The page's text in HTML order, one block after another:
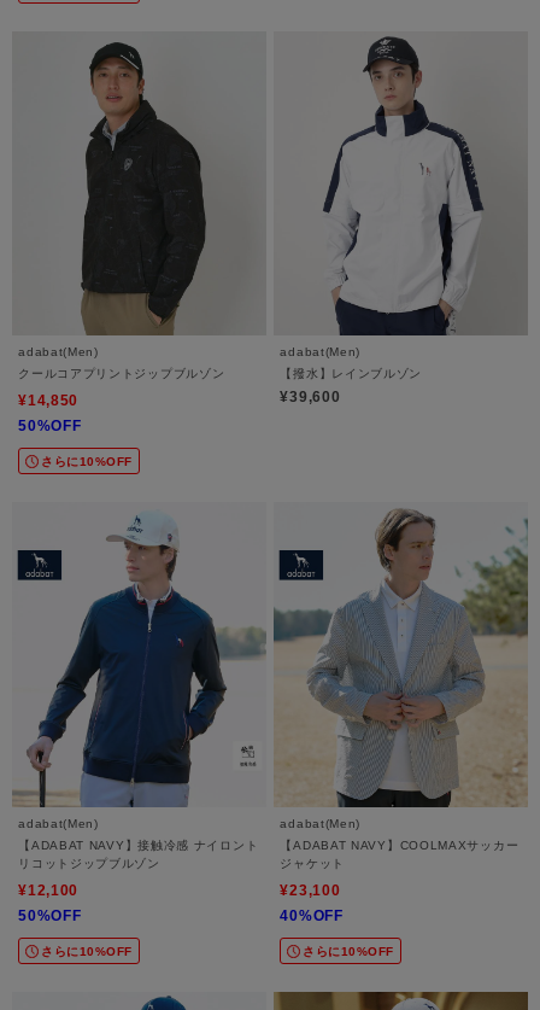
adabat(Men)
クールコアプリントジップブルゾン
¥14,850
50%OFF
さらに10%OFF
adabat(Men)
【撥水】レインブルゾン
¥39,600
adabat(Men)
【ADABAT NAVY】接触冷感 ナイロント
リコットジップブルゾン
¥12,100
50%OFF
さらに10%OFF
adabat(Men)
【ADABAT NAVY】COOLMAXサッカー
ジャケット
¥23,100
40%OFF
さらに10%OFF